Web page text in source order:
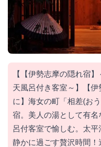
【【伊勢志摩の隠れ宿
天風呂付き客室～】【
に】海女の町「相差(お
宿。美人の湯として有
呂付客室で愉しむ。太
静かに過ごす贅沢時間